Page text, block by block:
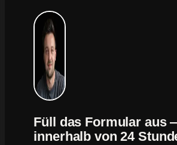
Füll das Formular aus
innerhalb von 24